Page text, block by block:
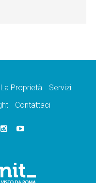
La Proprietà
Servizi
Contattaci